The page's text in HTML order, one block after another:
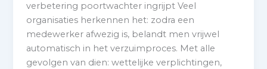
verbetering poortwachter ingrijpt Veel
organisaties herkennen het: zodra een
medewerker afwezig is, belandt men vrijwel
automatisch in het verzuimproces. Met alle
gevolgen van dien: wettelijke verplichtingen,